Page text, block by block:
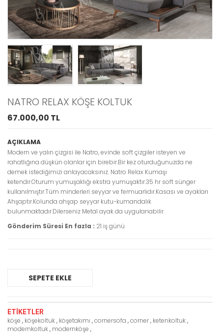
NATRO RELAX KÖŞE KOLTUK
67.000,00 TL
AÇIKLAMA
Modern ve yalın çizgisi ile Natro, evinde soft çizgiler isteyen ve
rahatlığına düşkün olanlar için birebir.Bir kez oturduğunuzda ne
demek istediğimizi anlayacaksınız. Natro Relax Kumaşı
ketendir.Oturum yumuşaklığı ekstra yumuşaktır.35 hr soft sünger
kullanılmıştır.Tüm minderleri seyyar ve fermuarlıdır.Kasası ve ayakları
Ahşaptır.Kolunda ahşap seyyar kutu-kumandalık
bulunmaktadır.Dilerseniz Metal ayak da uygulanabilir.
Gönderim Süresi En fazla : 21 iş günü
SEPETE EKLE
ETIKETLER
köşe , köşekoltuk, köşetakımı ,cornersofa ,corner, ketenkoltuk,
modernkoltuk, modernköşe ,
NOX YEMEK
ODASI TAKIMI
97.000TL
GÖZAT
PUANTİYE
COUNRTY LAKE
TAKIMI
85.000TL
AURA KÖŞE
DOLAP
165.000TL
DART GENÇ